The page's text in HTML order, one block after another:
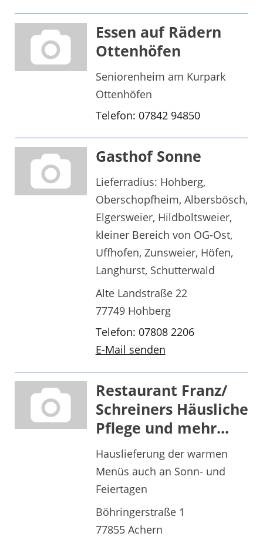
Essen auf Rädern
Ottenhöfen
Seniorenheim am Kurpark
Ottenhöfen
Telefon: 07842 94850
Gasthof Sonne
Lieferradius: Hohberg,
Oberschopfheim, Albersbösch,
Elgersweier, Hildboltsweier,
kleiner Bereich von OG-Ost,
Uffhofen, Zunsweier, Höfen,
Langhurst, Schutterwald
Alte Landstraße 22
77749 Hohberg
Telefon: 07808 2206
E-Mail senden
Restaurant Franz/
Schreiners Häusliche
Pflege und mehr...
Hauslieferung der warmen
Menüs auch an Sonn- und
Feiertagen
Böhringerstraße 1
77855 Achern